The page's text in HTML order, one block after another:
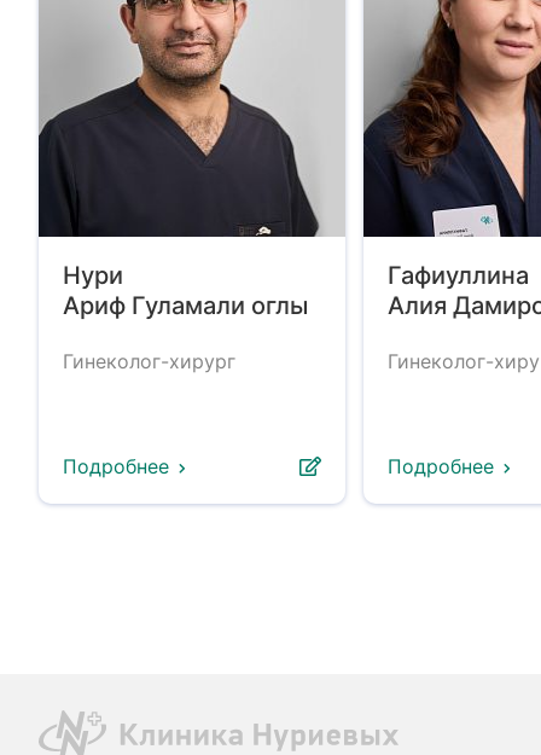
Нури
Ариф Гуламали оглы
Гинеколог-хирург
Подробнее
Гафиуллина
Алия
Гинеколог-
Подробнее